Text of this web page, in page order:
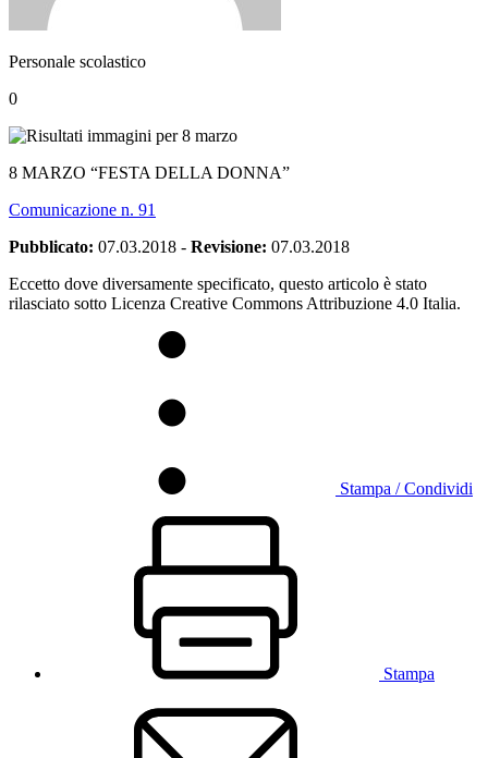
Personale scolastico
0
8 MARZO “FESTA DELLA DONNA”
Comunicazione n. 91
Pubblicato: 07.03.2018 - Revisione: 07.03.2018
Eccetto dove diversamente specificato, questo articolo è stato
rilasciato sotto Licenza Creative Commons Attribuzione 4.0 Italia.
Stampa / Condividi
Stampa